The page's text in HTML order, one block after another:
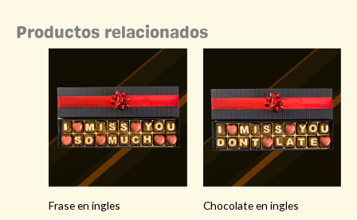
Productos relacionados
Frase en ingles Chocolate en ingles